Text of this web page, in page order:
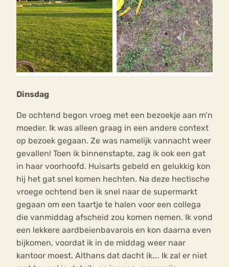
Dinsdag
De ochtend begon vroeg met een bezoekje aan m’n
moeder. Ik was alleen graag in een andere context
op bezoek gegaan. Ze was namelijk vannacht weer
gevallen! Toen ik binnenstapte, zag ik ook een gat
in haar voorhoofd. Huisarts gebeld en gelukkig kon
hij het gat snel komen hechten. Na deze hectische
vroege ochtend ben ik snel naar de supermarkt
gegaan om een taartje te halen voor een collega
die vanmiddag afscheid zou komen nemen. Ik vond
een lekkere aardbeienbavarois en kon daarna even
bijkomen, voordat ik in de middag weer naar
kantoor moest. Althans dat dacht ik…. Ik zal er niet